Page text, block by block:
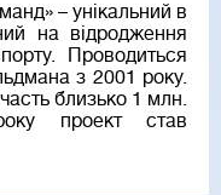
– унікальний в
на відродження
Проводиться
з 2001 року.
близько 1 млн.
проект став